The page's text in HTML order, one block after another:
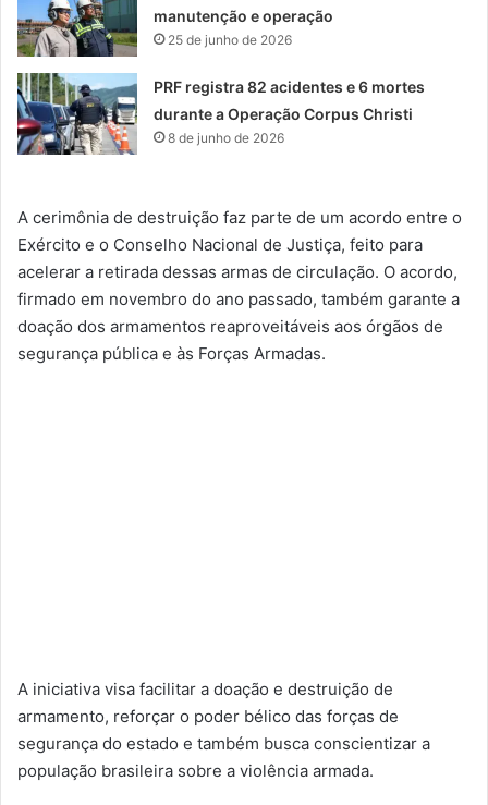
manutenção e operação
25 de junho de 2026
PRF registra 82 acidentes e 6 mortes
durante a Operação Corpus Christi
8 de junho de 2026
A cerimônia de destruição faz parte de um acordo entre o
Exército e o Conselho Nacional de Justiça, feito para
acelerar a retirada dessas armas de circulação. O acordo,
firmado em novembro do ano passado, também garante a
doação dos armamentos reaproveitáveis aos órgãos de
segurança pública e às Forças Armadas.
A iniciativa visa facilitar a doação e destruição de
armamento, reforçar o poder bélico das forças de
segurança do estado e também busca conscientizar a
população brasileira sobre a violência armada.